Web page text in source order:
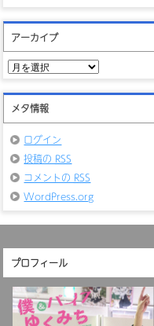
アーカイブ
ア
カ
イ
ブ
メタ情報
ログイン
投稿の RSS
コメントの RSS
WordPress.org
プロフィール